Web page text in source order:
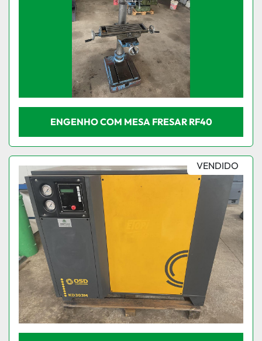
ENGENHO COM MESA FRESAR RF40
VENDIDO